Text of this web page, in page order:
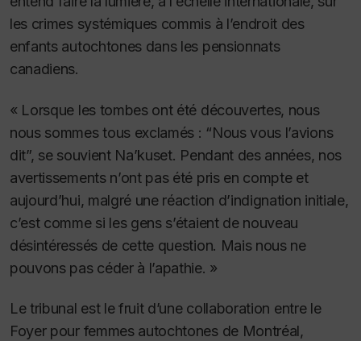
les crimes systémiques commis à l’endroit des
enfants autochtones dans les pensionnats
canadiens.
« Lorsque les tombes ont été découvertes, nous
nous sommes tous exclamés : “Nous vous l’avions
dit”, se souvient Na’kuset. Pendant des années, nos
avertissements n’ont pas été pris en compte et
aujourd’hui, malgré une réaction d’indignation initiale,
c’est comme si les gens s’étaient de nouveau
désintéressés de cette question. Mais nous ne
pouvons pas céder à l’apathie. »
Le tribunal est le fruit d’une collaboration entre le
Foyer pour femmes autochtones de Montréal,